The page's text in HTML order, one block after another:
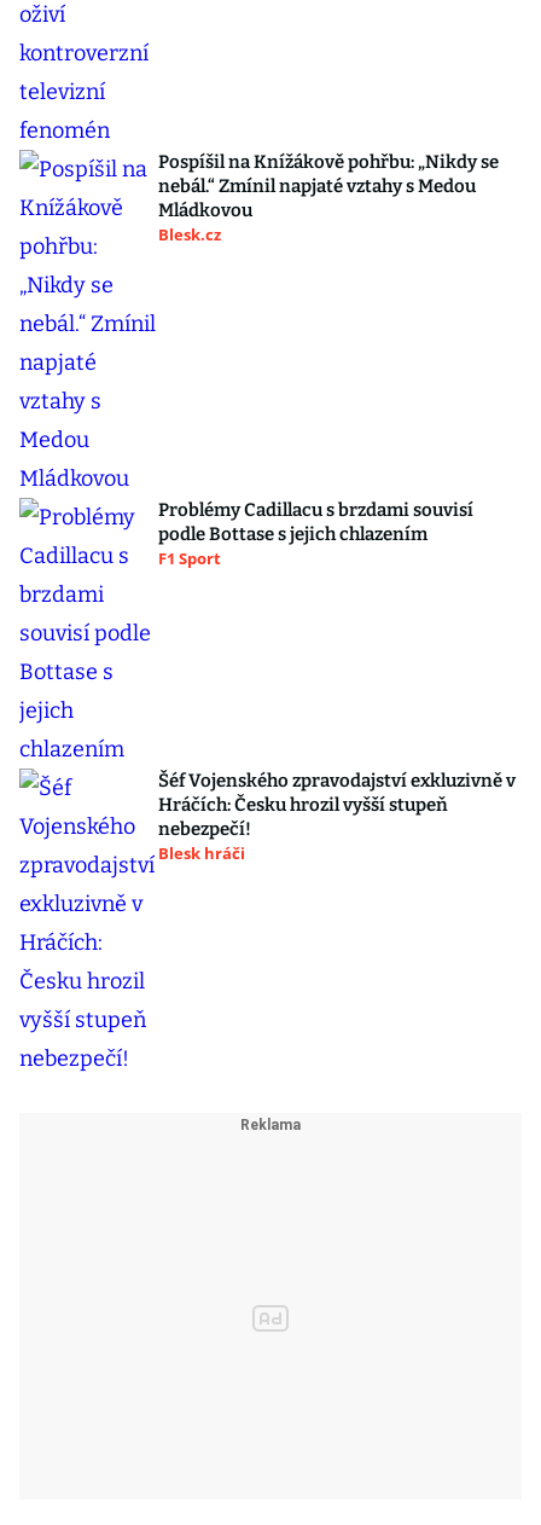
Pospíšil na Knížákově pohřbu: „Nikdy se
nebál.“ Zmínil napjaté vztahy s Medou
Mládkovou
Blesk.cz
Problémy Cadillacu s brzdami souvisí
podle Bottase s jejich chlazením
F1 Sport
Šéf Vojenského zpravodajství exkluzivně v
Hráčích: Česku hrozil vyšší stupeň
nebezpečí!
Blesk hráči